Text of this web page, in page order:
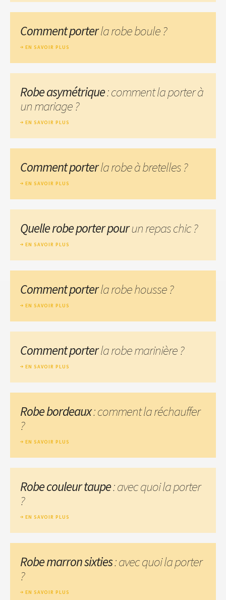
Comment porterla robe boule ?
EN SAVOIR PLUS
Robe asymétrique: comment la porter à
un mariage ?
EN SAVOIR PLUS
Comment porterla robe à bretelles ?
EN SAVOIR PLUS
Quelle robe porter pourun repas chic ?
EN SAVOIR PLUS
Comment porterla robe housse ?
EN SAVOIR PLUS
Comment porterla robe marinière ?
EN SAVOIR PLUS
Robe bordeaux: comment la réchauffer
?
EN SAVOIR PLUS
Robe couleur taupe: avec quoi la porter
?
EN SAVOIR PLUS
Robe marron sixties: avec quoi la porter
?
EN SAVOIR PLUS